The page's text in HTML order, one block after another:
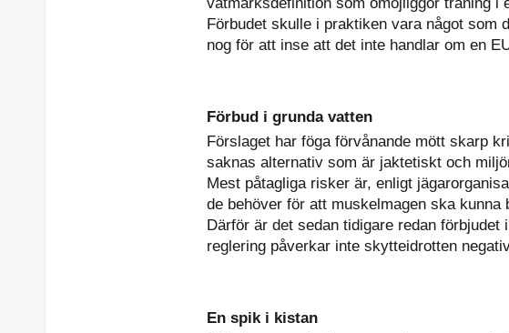
Förbudet skulle i praktiken vara något som
nog för att inse att det inte handlar om en
Förbud i grunda vatten
Förslaget har föga förvånande mött skarp
saknas alternativ som är jaktetiskt och
Mest påtagliga risker är, enligt
de behöver för att muskelmagen ska kunna
Därför är det sedan tidigare redan
reglering påverkar inte skytteidrotten
En spik i kistan